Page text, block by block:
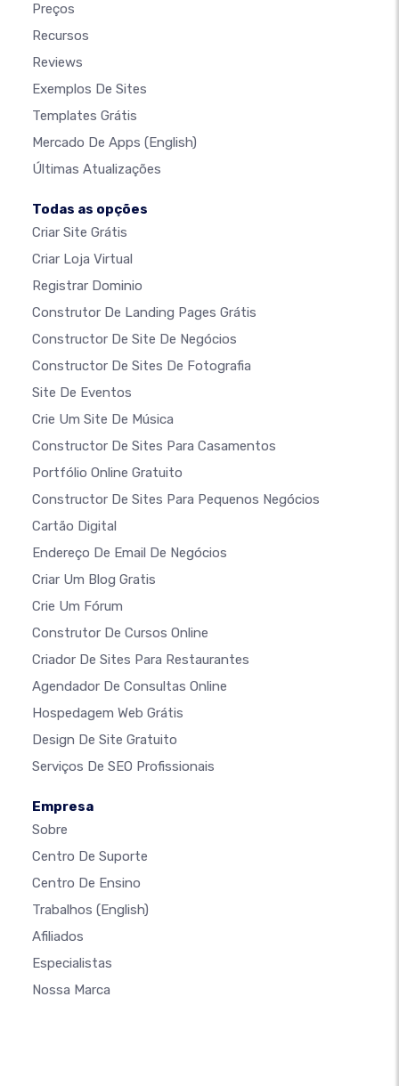
Preços
Recursos
Reviews
Exemplos De Sites
Templates Grátis
Mercado De Apps (English)
Últimas Atualizações
Todas as opções
Criar Site Grátis
Criar Loja Virtual
Registrar Dominio
Construtor De Landing Pages Grátis
Constructor De Site De Negócios
Constructor De Sites De Fotografia
Site De Eventos
Crie Um Site De Música
Constructor De Sites Para Casamentos
Portfólio Online Gratuito
Constructor De Sites Para Pequenos Negócios
Cartão Digital
Endereço De Email De Negócios
Criar Um Blog Gratis
Crie Um Fórum
Construtor De Cursos Online
Criador De Sites Para Restaurantes
Agendador De Consultas Online
Hospedagem Web Grátis
Design De Site Gratuito
Serviços De SEO Profissionais
Empresa
Sobre
Centro De Suporte
Centro De Ensino
Trabalhos (English)
Afiliados
Especialistas
Nossa Marca